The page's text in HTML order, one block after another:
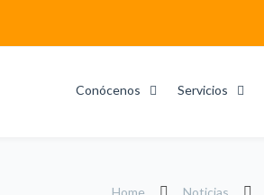
Conócenos Servicios
Home Noticias